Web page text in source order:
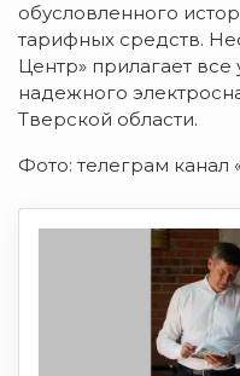
обусловленного
тарифных средств.
Центр» прилагает
надежного
Тверской области.
Фото: телеграм